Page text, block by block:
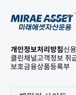
개인정보처리방침신
클린채널고객정보 취
보호금융상품등록부